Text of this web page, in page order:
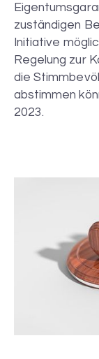
zuständigen
Initiative
Regelung zur
die
abstimmen
2023.